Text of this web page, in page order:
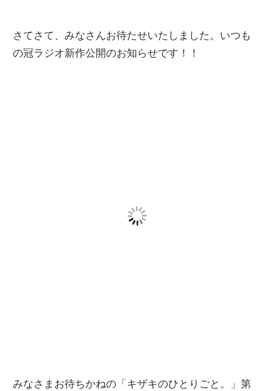
さてさて、みなさんお待たせいたしました。いつも
の冠ラジオ新作公開のお知らせです！！
みなさまお待ちかねの「キザキのひとりごと。」第